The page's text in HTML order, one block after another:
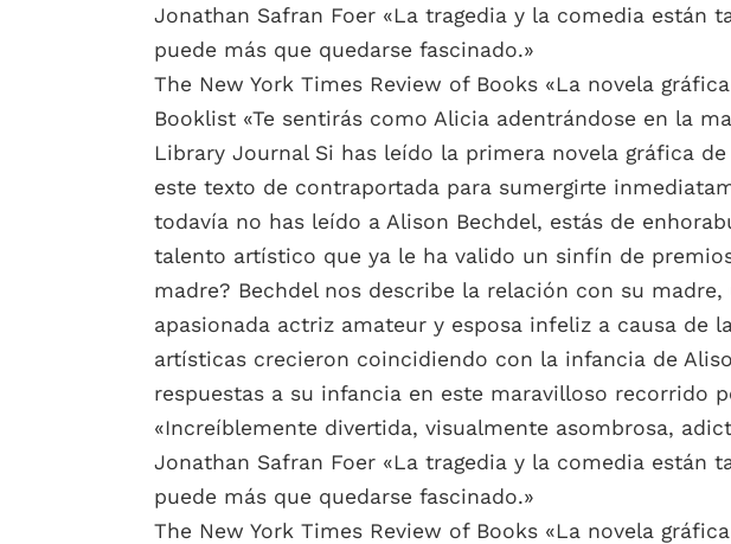
Jonathan Safran Foer «La tragedia y la comedia están
puede más que quedarse fascinado.»
The New York Times Review of Books «La novela
Booklist «Te sentirás como Alicia adentrándose en la
Library Journal Si has leído la primera novela gráfica
este texto de contraportada para sumergirte
todavía no has leído a Alison Bechdel, estás de
talento artístico que ya le ha valido un sinfín de
madre? Bechdel nos describe la relación con su
apasionada actriz amateur y esposa infeliz a causa de
artísticas crecieron coincidiendo con la infancia de
respuestas a su infancia en este maravilloso recorrido
«Increíblemente divertida, visualmente asombrosa,
Jonathan Safran Foer «La tragedia y la comedia están
puede más que quedarse fascinado.»
The New York Times Review of Books «La novela